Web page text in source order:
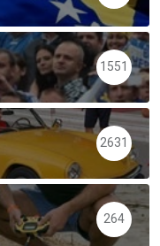
1551
2631
264